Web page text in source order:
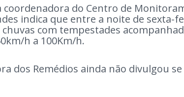
coordenadora do Centro de
indica que entre a noite de sexta-
com tempestades
h a 100Km/h.
dos Remédios ainda não divulgou